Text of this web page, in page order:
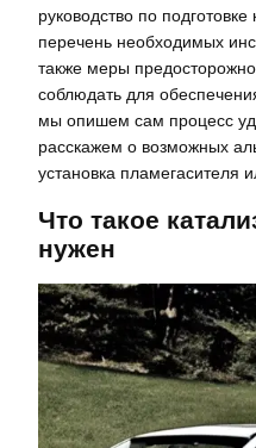
руководство по
перечень необходимых
также меры
соблюдать для
мы опишем сам процесс
расскажем о возможных
установка пламегасителя
Что такое
нужен